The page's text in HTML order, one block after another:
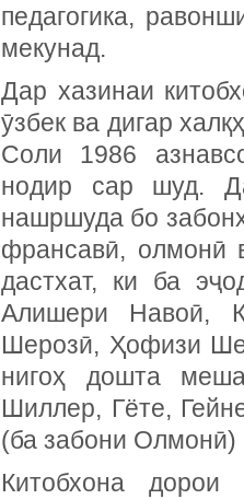
педагогика,
мекунад.
Дар хазинаи
ӯзбек ва дигар
Соли 1986
нодир сар шуд.
нашршуда бо
франсавӣ, олмонӣ
дастхат, ки ба
Алишери Навоӣ,
Шерозӣ, Ҳофизи
нигоҳ дошта
Шиллер, Гёте,
(ба забони Олмонӣ)
Китобхона